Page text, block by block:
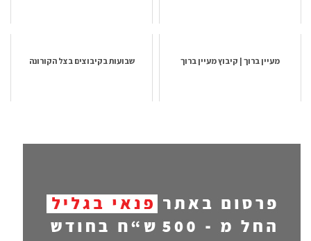
מעיין ברוך | קיבוץ מעיין ברוך שבועות בקיבוצים בצל הקורונה